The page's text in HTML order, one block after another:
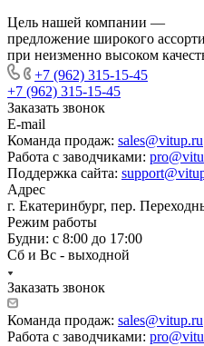
Цель нашей компании —
предложение широкого
при неизменно высоком
+7 (962) 315-15-45
+7 (962) 315-15-45
Заказать звонок
E-mail
Команда продаж: sales@vitup.ru
Работа с заводчиками:
Поддержка сайта:
Адрес
г. Екатеринбург, пер.
Режим работы
Будни: с 8:00 до 17:00
Сб и Вс - выходной
Заказать звонок
Команда продаж: sales@vitup.ru
Работа с заводчиками: